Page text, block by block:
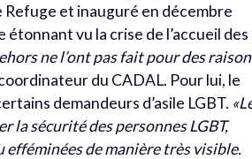
Refuge et inauguré en décembre
vu la crise de l’accueil des
ne l’ont pas fait pour des
du CADAL. Pour lui, le
demandeurs d’asile LGBT.
la sécurité des personnes LGBT,
de manière très visible.